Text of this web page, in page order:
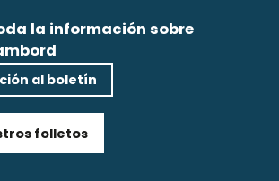
la información sobre
al boletín
folletos